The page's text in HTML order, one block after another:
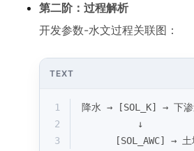
第二阶：过程解析
开发参数-水文过程关联图：
TEXT
1
降水 → [SOL_K] → 下渗
2
          ↓
3
[SOL_AWC] → 土